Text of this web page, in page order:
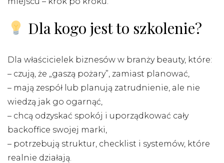
Dla kogo jest to szkolenie?
Dla właścicielek biznesów w branży beauty, które:
– czują, że „gaszą pożary”, zamiast planować,
– mają zespół lub planują zatrudnienie, ale nie
wiedzą jak go ogarnąć,
– chcą odzyskać spokój i uporządkować cały
backoffice swojej marki,
– potrzebują struktur, checklist i systemów, które
realnie działają.